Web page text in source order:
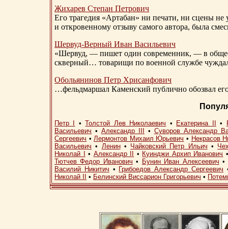
Жихарев Степан Петрович
Его трагедия «Артабан» ни печати, ни сцены
и откровенному отзыву самого автора, была
Шервуд-Верный Иван Васильевич
«Шервуд, — пишет один современник, — в
скверный… товарищи по военной службе
Обольянинов Петр Хрисанфович
…фельдмаршал Каменский публично обозвал
Петр I •Толстой Лев Николаевич • Екатерина II •
Васильевич • Александр III • Суворов Александр
Сергеевич •Лермонтов Михаил Юрьевич • Некрасов
Васильевич • Ленин• Чайковский Петр Ильич •
Николай I
• Александр II • Куинджи Архип Иванович
Тютчев Федор Иванович • Бунин Иван Алексеевич •
Василий Никитич • Грибоедов Александр Сергеевич
Николай II
• Белинский Виссарион Григорьевич •